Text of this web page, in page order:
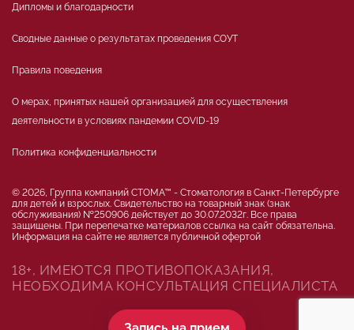
Дипломы и благодарности
Сводные данные о результатах проведения СОУТ
Правила поведения
О мерах, принятых нашей организацией для осуществления
деятельности в условиях пандемии COVID-19
Политика конфиденциальности
© 2026, Группа компаний СТОМА™ - Стоматология в Санкт-Петербурге
для детей и взрослых. Свидетельство на товарный знак (знак
обслуживания) №250906 действует до 30.07.2032г. Все права
защищены. При перепечатке материалов ссылка на сайт обязательна.
Информация на сайте не является публичной офертой
18+, ИМЕЮТСЯ ПРОТИВОПОКАЗАНИЯ,
НЕОБХОДИМА КОНСУЛЬТАЦИЯ СПЕЦИАЛИСТА